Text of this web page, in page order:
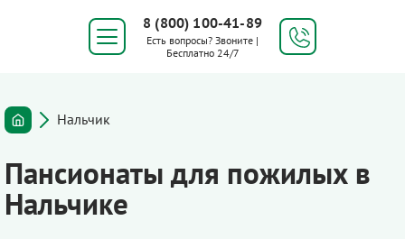
8 (800) 100-41-89
Есть вопросы? Звоните |
Бесплатно 24/7
Нальчик
Пансионаты для пожилых в
Нальчике